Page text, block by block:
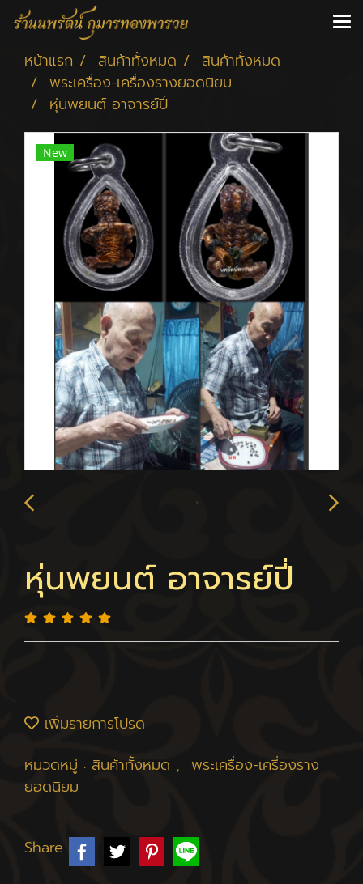
หน้าแรก สินค้าทั้งหมด
สินค้าทั้งหมด
พระเครื่อง-เครื่องรางยอดนิยม
หุ่นพยนต์ อาจารย์ปี่
New
หุ่นพยนต์ อาจารย์ปี่
เพิ่มรายการโปรด
หมวดหมู่ : สินค้าทั้งหมด , พระเครื่อง-เครื่องราง
ยอดนิยม
Share